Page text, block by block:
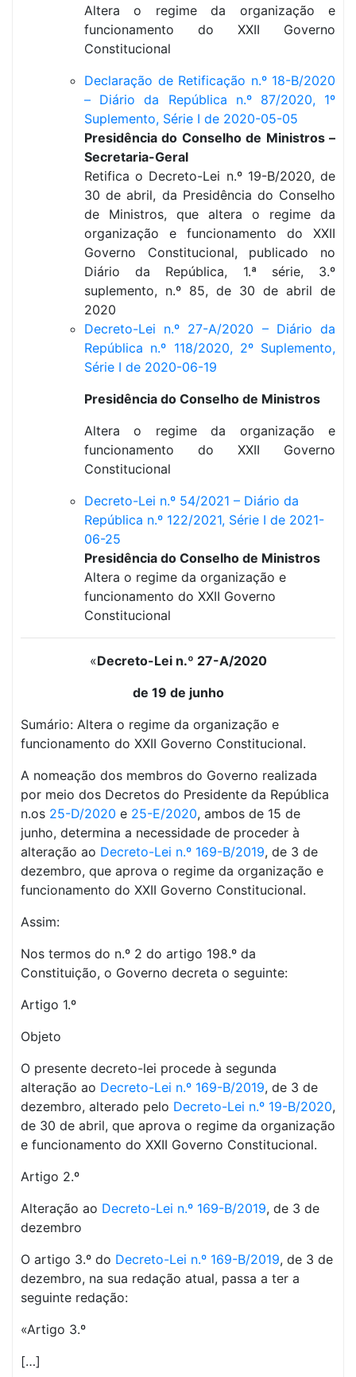
Altera o regime da organização e
funcionamento do XXII Governo
Constitucional
Declaração de Retificação n.º 18-B/2020
– Diário da República n.º 87/2020, 1º
Suplemento, Série I de 2020-05-05
Presidência do Conselho de Ministros –
Secretaria-Geral
Retifica o Decreto-Lei n.º 19-B/2020, de
30 de abril, da Presidência do Conselho
de Ministros, que altera o regime da
organização e funcionamento do XXII
Governo Constitucional, publicado no
Diário da República, 1.ª série, 3.º
suplemento, n.º 85, de 30 de abril de
2020
Decreto-Lei n.º 27-A/2020 – Diário da
República n.º 118/2020, 2º Suplemento,
Série I de 2020-06-19
Presidência do Conselho de Ministros
Altera o regime da organização e
funcionamento do XXII Governo
Constitucional
Decreto-Lei n.º 54/2021 – Diário da
República n.º 122/2021, Série I de 2021-
06-25
Presidência do Conselho de Ministros
Altera o regime da organização e
funcionamento do XXII Governo
Constitucional
«Decreto-Lei n.º 27-A/2020
de 19 de junho
Sumário: Altera o regime da organização e
funcionamento do XXII Governo Constitucional.
A nomeação dos membros do Governo realizada
por meio dos Decretos do Presidente da República
n.os 25-D/2020 e 25-E/2020, ambos de 15 de
junho, determina a necessidade de proceder à
alteração ao Decreto-Lei n.º 169-B/2019, de 3 de
dezembro, que aprova o regime da organização e
funcionamento do XXII Governo Constitucional.
Assim:
Nos termos do n.º 2 do artigo 198.º da
Constituição, o Governo decreta o seguinte:
Artigo 1.º
Objeto
O presente decreto-lei procede à segunda
alteração ao Decreto-Lei n.º 169-B/2019, de 3 de
dezembro, alterado pelo Decreto-Lei n.º 19-B/2020,
de 30 de abril, que aprova o regime da organização
e funcionamento do XXII Governo Constitucional.
Artigo 2.º
Alteração ao Decreto-Lei n.º 169-B/2019, de 3 de
dezembro
O artigo 3.º do Decreto-Lei n.º 169-B/2019, de 3 de
dezembro, na sua redação atual, passa a ter a
seguinte redação:
«Artigo 3.º
[…]